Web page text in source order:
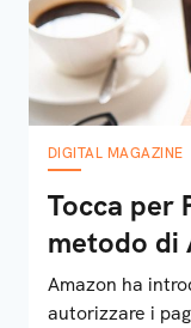
DIGITAL MAGAZINE
Tocca per
metodo di
Amazon ha
autorizzare i